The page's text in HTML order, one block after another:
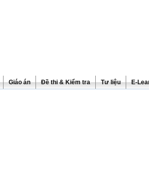
Giáo án Đề thi & Kiểm tra Tư liệu E-